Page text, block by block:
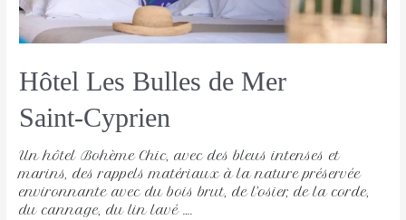
Hôtel Les Bulles de Mer
Saint-Cyprien
Un hôtel Bohème Chic, avec des bleus intenses et
marins, des rappels matériaux à la nature préservée
environnante avec du bois brut, de l’osier, de la corde,
du cannage, du lin lavé ….